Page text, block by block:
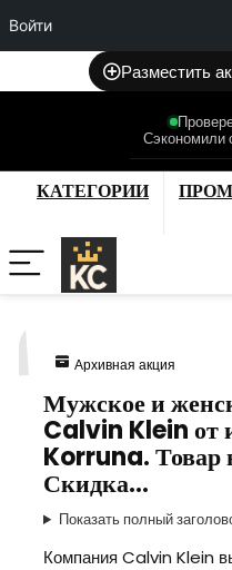
Войти
Разместить
Сэкономили
КАТЕГОРИИ
Архивная акция
Мужское и
Calvin Klein от
Korruna. Товар
Скидка…
Показать полный
Компания Calvin Klein